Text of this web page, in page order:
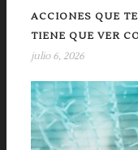
ACCIONES QUE
TIENE QUE VER
julio 6, 2026